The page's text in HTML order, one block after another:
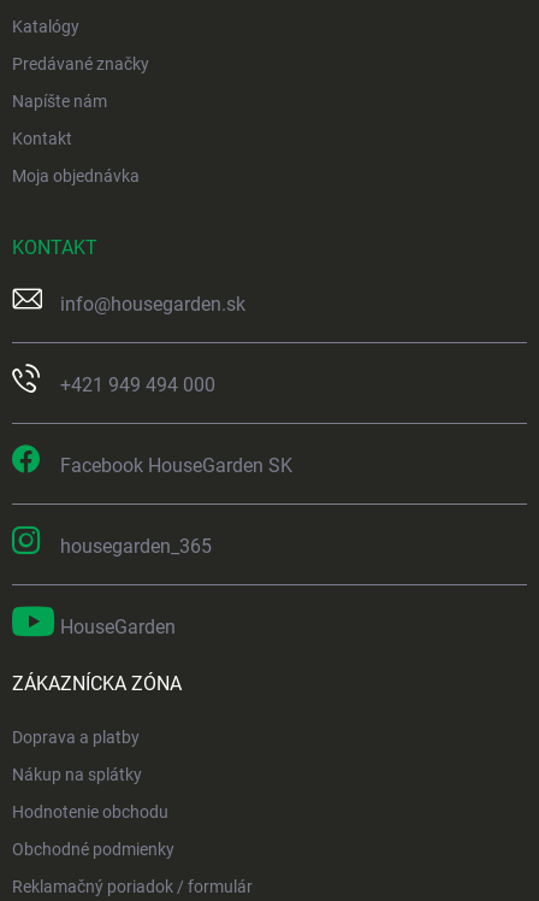
Katalógy
Predávané značky
Napíšte nám
Kontakt
Moja objednávka
KONTAKT
info@housegarden.sk
+421 949 494 000
Facebook HouseGarden SK
housegarden_365
HouseGarden
ZÁKAZNÍCKA ZÓNA
Doprava a platby
Nákup na splátky
Hodnotenie obchodu
Obchodné podmienky
Reklamačný poriadok / formulár